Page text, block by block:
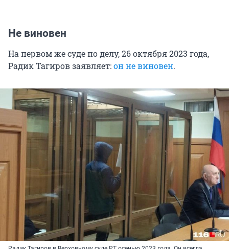
Не виновен
На первом же суде по делу, 26 октября 2023 года,
Радик Тагиров заявляет:он не виновен.